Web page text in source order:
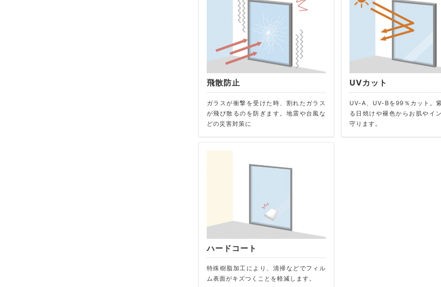
飛散防止
ガラスが衝撃を受けた時、割れたガラス
が飛び散るのを防ぎます。地震や台風な
どの災害対策に
UVカット
UV-A、UV-Bを99％カット。
る日焼けや褪色からお肌やイ
守ります。
ハードコート
特殊樹脂加工により、清掃などでフィル
ム表面がキズつくことを軽減します。